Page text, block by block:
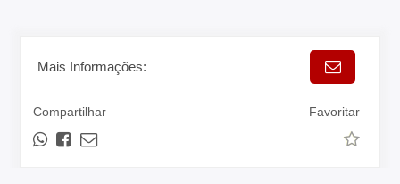
Mais Informações:
Compartilhar Favoritar